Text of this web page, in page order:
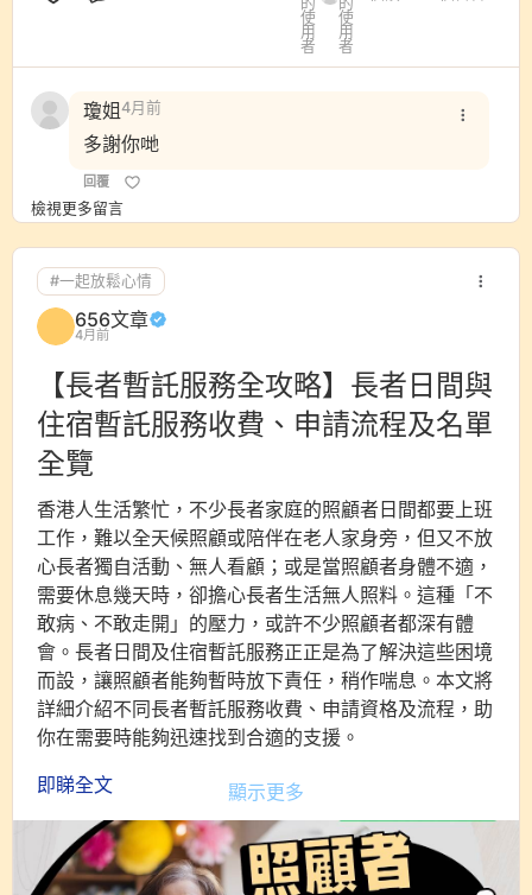
❇️社會有咩資源可以幫到長者照顧？
活動主禮嘉賓 ✨
更請來樂活健康會總幹事 / 健身教練何珈樂
💪🏻教你養生操💪🏻,
同埋我哋賽馬會656照顧者好幫『搜』團隊分享全港有
咩護老資源可以幫你手🏬
【你可以學到】
✨ 整全放鬆訓練
✨ 疲態消除老少咸宜《養生操》
✨ 656介紹公私營社區資源
報名表格：
https://forms.gle/sGwTAFQn7ihmHgHH9
--------------------------
【活動詳情】
📅 日期：2026年4月18日（星期六）
⏰ 時間：
下午二時正：登記
下午1時45分 - 2時正：月會（歡迎外賓列席）
下午2時30分 - 4時30分：照顧者分享會
💰 費用：
紫荊會友/JCI 會友: 港幣 20元
照顧者及照顧者親友免費
🎁
瓊姐4月前
多謝你哋
回覆
檢視更多留言
#一起放鬆心情
656文章
4月前
【長者暫託服務全攻略】長者日間與
住宿暫託服務收費、申請流程及名單
全覽
香港人生活繁忙，不少長者家庭的照顧者日間都要上班
工作，難以全天候照顧或陪伴在老人家身旁，但又不放
心長者獨自活動、無人看顧；或是當照顧者身體不適，
需要休息幾天時，卻擔心長者生活無人照料。這種「不
敢病、不敢走開」的壓力，或許不少照顧者都深有體
會。長者日間及住宿暫託服務正正是為了解決這些困境
而設，讓照顧者能夠暫時放下責任，稍作喘息。本文將
詳細介紹不同長者暫託服務收費、申請資格及流程，助
你在需要時能夠迅速找到合適的支援。
即睇全文
https://656carer.com/article/senior-respite-care-
guide
顯示更多